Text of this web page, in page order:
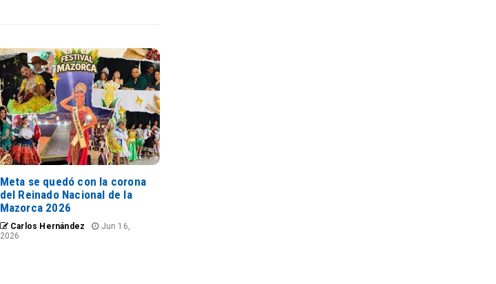
Meta se quedó con la corona
del Reinado Nacional de la
Mazorca 2026
Carlos Hernández
Jun 16,
2026